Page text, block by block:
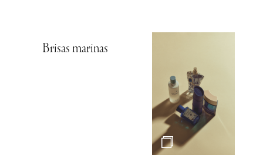
Brisas marinas